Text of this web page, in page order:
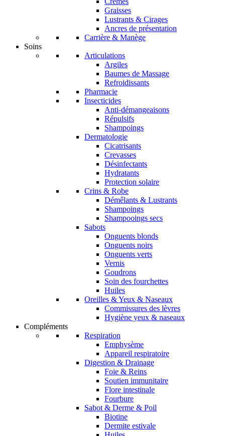
Graisses
Lustrants & Cirages
Ancres de présentation
Carrière & Manège
Soins
Articulations
Argiles
Baumes de Massage
Refroidissants
Pharmacie
Insecticides
Anti-démangeaisons
Répulsifs
Shampoings
Dermatologie
Cicatrisants
Crevasses
Désinfectants
Hydratants
Protection solaire
Crins & Robe
Démêlants & Lustrants
Shampoings
Shampooings secs
Sabots
Onguents blonds
Onguents noirs
Onguents verts
Vernis
Goudrons
Soin des fourchettes
Huiles
Oreilles & Yeux & Naseaux
Commissures des lèvres
Hygiène yeux & naseaux
Compléments
Respiration
Emphysème
Appareil respiratoire
Digestion & Drainage
Foie & Reins
Soutien immunitaire
Flore intestinale
Fourbure
Sabot & Derme & Poil
Biotine
Dermite estivale